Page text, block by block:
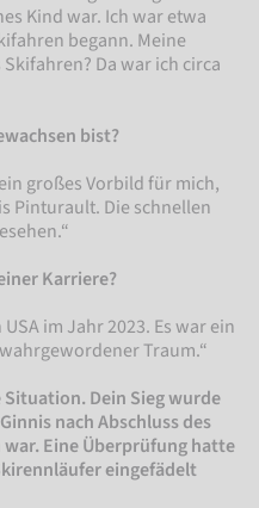
Kind war. Ich war etwa
begann. Meine
Da war ich circa
bist?
großes Vorbild für mich,
Pinturault. Die schnellen
Karriere?
im Jahr 2023. Es war ein
Traum.“
Situation. Dein Sieg wurde
nach Abschluss des
Eine Überprüfung hatte
eingefädelt